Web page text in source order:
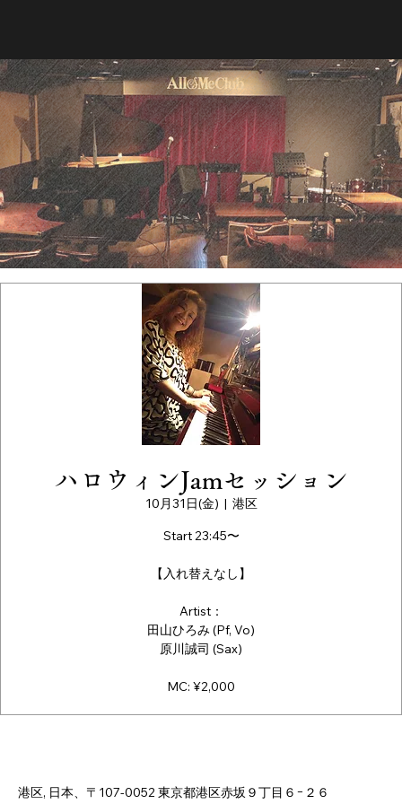
ハロウィンJamセッション
10月31日(金)
  |
港区
Start 23:45〜
【入れ替えなし】
Artist：
田山ひろみ (Pf, Vo)
原川誠司 (Sax)
MC: ¥2,000
港区, 日本、〒107-0052 東京都港区赤坂９丁目６−２６